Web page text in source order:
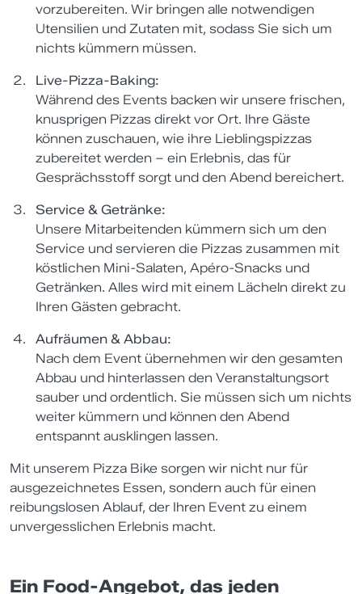
vorzubereiten. Wir bringen alle notwendigen
Utensilien und Zutaten mit, sodass Sie sich um
nichts kümmern müssen.
Live-Pizza-Baking:
Während des Events backen wir unsere frischen,
knusprigen Pizzas direkt vor Ort. Ihre Gäste
können zuschauen, wie ihre Lieblingspizzas
zubereitet werden – ein Erlebnis, das für
Gesprächsstoff sorgt und den Abend bereichert.
Service & Getränke:
Unsere Mitarbeitenden kümmern sich um den
Service und servieren die Pizzas zusammen mit
köstlichen Mini-Salaten, Apéro-Snacks und
Getränken. Alles wird mit einem Lächeln direkt zu
Ihren Gästen gebracht.
Aufräumen & Abbau:
Nach dem Event übernehmen wir den gesamten
Abbau und hinterlassen den Veranstaltungsort
sauber und ordentlich. Sie müssen sich um nichts
weiter kümmern und können den Abend
entspannt ausklingen lassen.
Mit unserem Pizza Bike sorgen wir nicht nur für
ausgezeichnetes Essen, sondern auch für einen
reibungslosen Ablauf, der Ihren Event zu einem
unvergesslichen Erlebnis macht.
Ein Food-Angebot, das jeden